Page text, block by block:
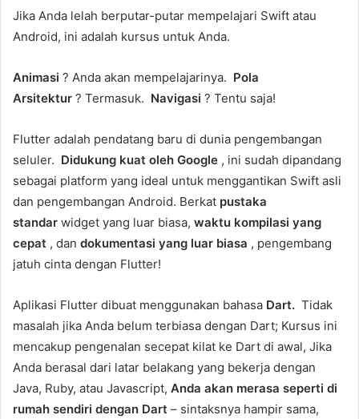
Jika Anda lelah berputar-putar mempelajari Swift atau
Android, ini adalah kursus untuk Anda.
Animasi ? Anda akan mempelajarinya. Pola
Arsitektur ? Termasuk. Navigasi ? Tentu saja!
Flutter adalah pendatang baru di dunia pengembangan
seluler. Didukung kuat oleh Google , ini sudah dipandang
sebagai platform yang ideal untuk menggantikan Swift asli
dan pengembangan Android. Berkat pustaka
standar widget yang luar biasa, waktu kompilasi yang
cepat , dan dokumentasi yang luar biasa , pengembang
jatuh cinta dengan Flutter!
Aplikasi Flutter dibuat menggunakan bahasa Dart. Tidak
masalah jika Anda belum terbiasa dengan Dart; Kursus ini
mencakup pengenalan secepat kilat ke Dart di awal, Jika
Anda berasal dari latar belakang yang bekerja dengan
Java, Ruby, atau Javascript, Anda akan merasa seperti di
rumah sendiri dengan Dart – sintaksnya hampir sama,